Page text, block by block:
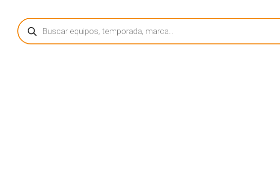
Búsqueda
de
productos